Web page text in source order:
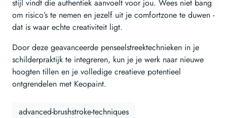
stijl vindt die authentiek aanvoelt voor jou. Wees niet bang
om risico’s te nemen en jezelf uit je comfortzone te duwen -
dat is waar echte creativiteit ligt.
Door deze geavanceerde penseelstreektechnieken in je
schilderpraktijk te integreren, kun je je werk naar nieuwe
hoogten tillen en je volledige creatieve potentieel
ontgrendelen met Keopaint.
advanced-brushstroke-techniques